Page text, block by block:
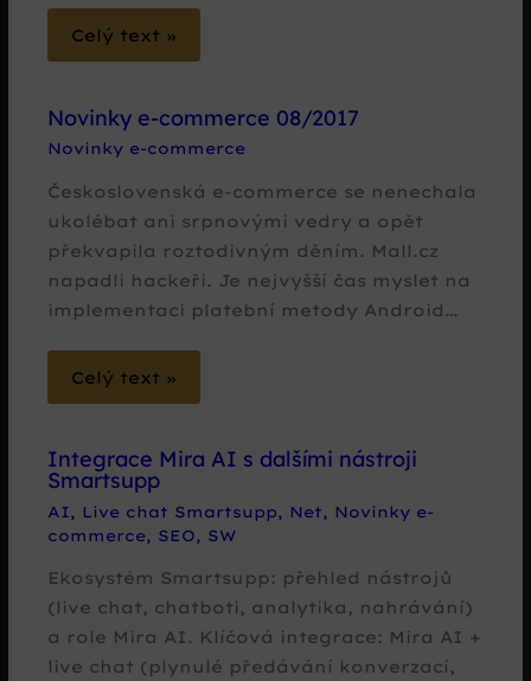
Celý text »
Novinky e-commerce 08/2017
Novinky e-commerce
Československá e-commerce se nenechala
ukolébat ani srpnovými vedry a opět
překvapila roztodivným děním. Mall.cz
napadli hackeři. Je nejvyšší čas myslet na
implementaci platební metody Android…
Celý text »
Integrace Mira AI s dalšími nástroji
Smartsupp
AI, Live chat Smartsupp, Net, Novinky e-
commerce, SEO, SW
Ekosystém Smartsupp: přehled nástrojů
(live chat, chatboti, analytika, nahrávání)
a role Mira AI. Klíčová integrace: Mira AI +
live chat (plynulé předávání konverzací,